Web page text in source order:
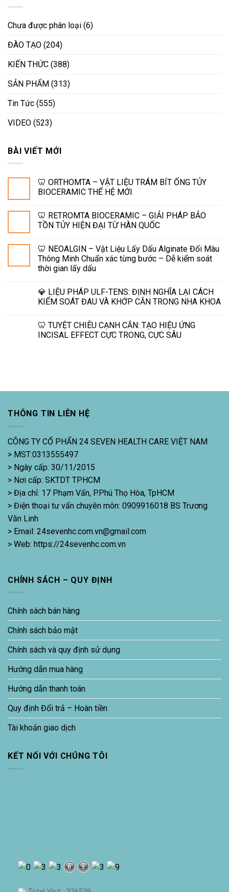
Chưa được phân loại (6)
ĐÀO TẠO (204)
KIẾN THỨC (388)
SẢN PHẨM (313)
Tin Tức (555)
VIDEO (523)
BÀI VIẾT MỚI
🦷 ORTHOMTA – VẬT LIỆU TRÁM BÍT ỐNG TỦY
BIOCERAMIC THẾ HỆ MỚI
🦷 RETROMTA BIOCERAMIC – GIẢI PHÁP BẢO
TỒN TỦY HIỆN ĐẠI TỪ HÀN QUỐC
🦷 NEOALGIN – Vật Liệu Lấy Dấu Alginate Đổi Màu
Thông Minh Chuẩn xác từng bước – Dễ kiểm soát
thời gian lấy dấu
💎 LIỆU PHÁP ULF-TENS: ĐỊNH NGHĨA LẠI CÁCH
KIỂM SOÁT ĐAU VÀ KHỚP CẮN TRONG NHA KHOA
🦷 TUYỆT CHIÊU CẠNH CẮN: TẠO HIỆU ỨNG
INCISAL EFFECT CỰC TRONG, CỰC SÂU
THÔNG TIN LIÊN HỆ
CÔNG TY CỔ PHẨN 24 SEVEN HEALTH CARE VIỆT NAM
> MST:0313555497
> Ngày cấp: 30/11/2015
> Nơi cấp: SKTDT TPHCM
> Địa chỉ: 17 Phạm Vấn, P.Phú Thọ Hòa, TpHCM
> Điện thoại tư vấn chuyên môn: 0909916018 BS Trương
Văn Linh
> Email: 24sevenhc.com.vn@gmail.com
> Web: https://24sevenhc.com.vn
CHÍNH SÁCH – QUY ĐỊNH
Chính sách bán hàng
Chính sách bảo mật
Chính sách và quy định sử dụng
Hướng dẫn mua hàng
Hướng dẫn thanh toán
Quy định Đổi trả – Hoàn tiền
Tài khoản giao dịch
KẾT NỐI VỚI CHÚNG TÔI